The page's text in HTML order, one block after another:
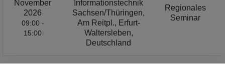
November
2026
09:00 -
15:00
Informationstechnik
Sachsen/Thüringen,
Am Reitpl., Erfurt-
Waltersleben,
Deutschland
Regionales
Seminar